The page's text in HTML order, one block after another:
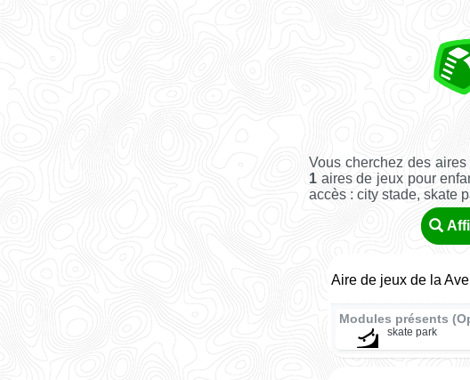
Vous cherchez des
1 aires de jeux pour
accès : city stade, skate
Aire de jeux de la
Modules présents
skate park